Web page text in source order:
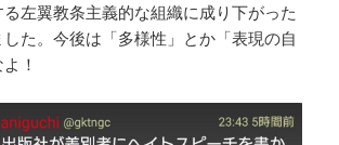
左翼教条主義的な組織に成り下がった
た。今後は「多様性」とか「表現の自
！